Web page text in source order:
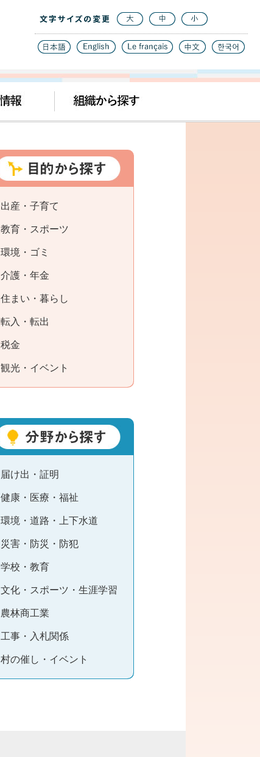
出産・子育て
教育・スポーツ
環境・ゴミ
介護・年金
住まい・暮らし
転入・転出
税金
観光・イベント
届け出・証明
健康・医療・福祉
環境・道路・上下水道
災害・防災・防犯
学校・教育
文化・スポーツ・生涯学習
農林商工業
工事・入札関係
村の催し・イベント